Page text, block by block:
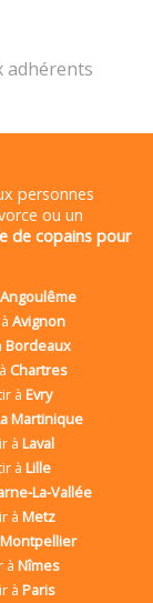
adhérents
personnes
ou un
de copains pour
Angoulême
Avignon
Bordeaux
Chartres
à Evry
Martinique
àLaval
àLille
La-Vallée
à Metz
Montpellier
à Nîmes
à Paris